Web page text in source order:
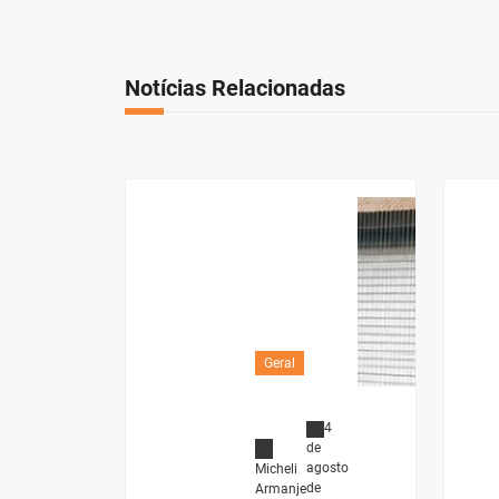
Notícias Relacionadas
Geral
Micheli
Armanje
4
de
agosto
de